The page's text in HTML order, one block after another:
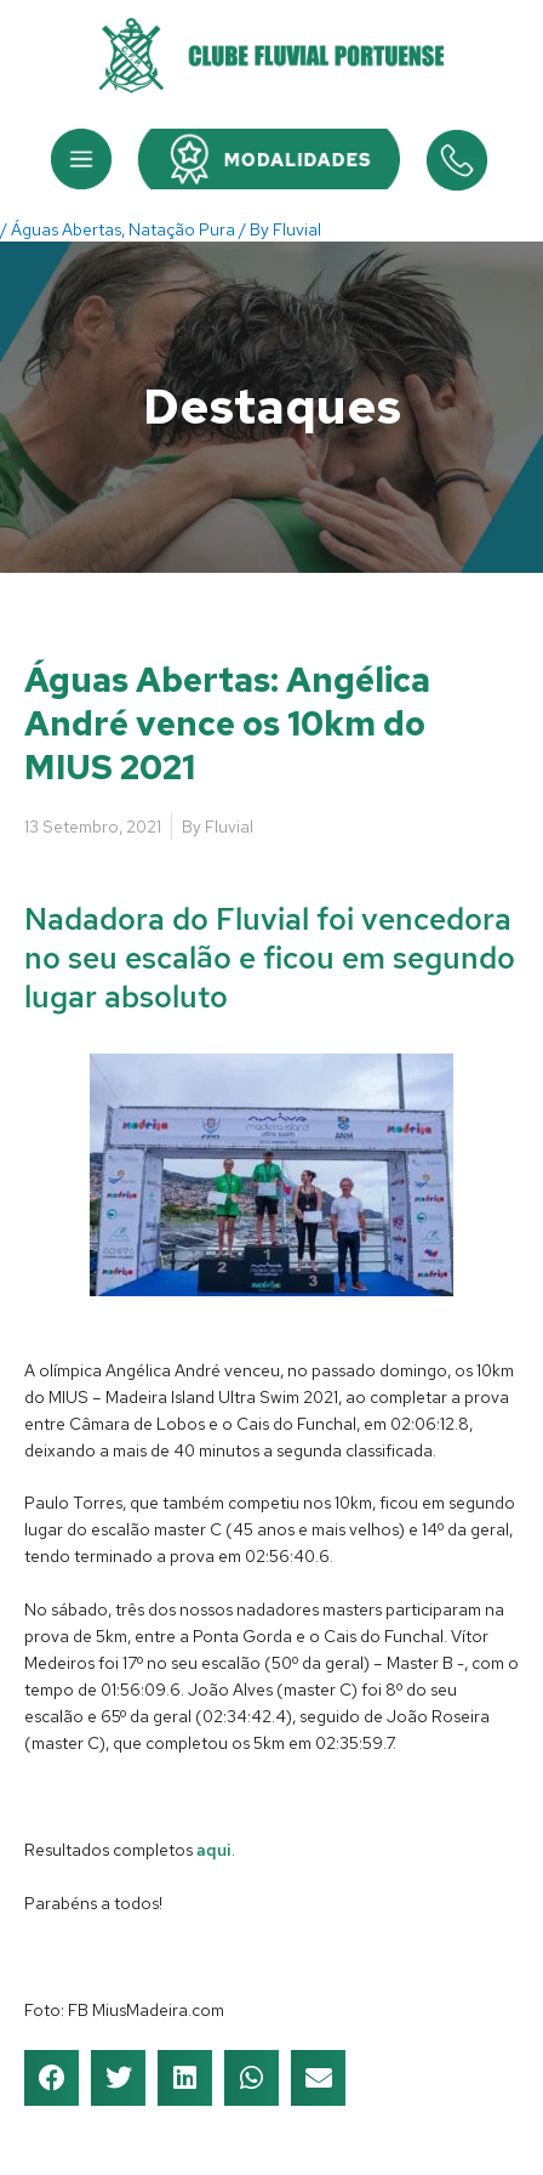
Menu Menu
/Águas Abertas, Natação Pura / By Fluvial
Destaques
Águas Abertas: Angélica
André vence os 10km do
MIUS 2021
13 Setembro, 2021 By Fluvial
Nadadora do Fluvial foi vencedora
no seu escalão e ficou em segundo
lugar absoluto
A olímpica Angélica André venceu, no passado domingo, os 10km
do MIUS – Madeira Island Ultra Swim 2021, ao completar a prova
entre Câmara de Lobos e o Cais do Funchal, em 02:06:12.8,
deixando a mais de 40 minutos a segunda classificada.
Paulo Torres, que também competiu nos 10km, ficou em segundo
lugar do escalão master C (45 anos e mais velhos) e 14º da geral,
tendo terminado a prova em 02:56:40.6.
No sábado, três dos nossos nadadores masters participaram na
prova de 5km, entre a Ponta Gorda e o Cais do Funchal. Vítor
Medeiros foi 17º no seu escalão (50º da geral) – Master B -, com o
tempo de 01:56:09.6. João Alves (master C) foi 8º do seu
escalão e 65º da geral (02:34:42.4), seguido de João Roseira
(master C), que completou os 5km em 02:35:59.7.
Resultados completosaqui.
Parabéns a todos!
Foto: FB MiusMadeira.com